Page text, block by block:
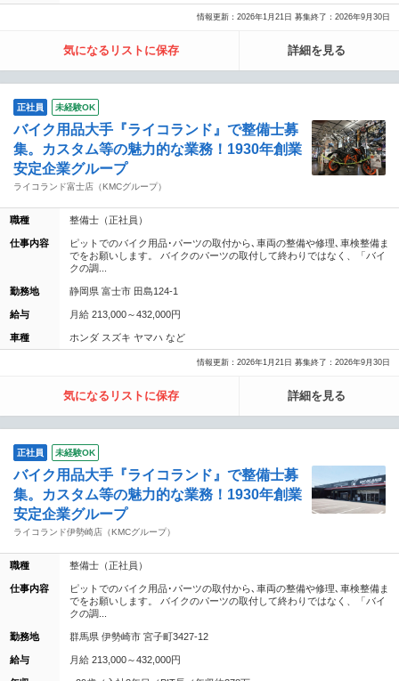
情報更新：2026年1月21日 募集終了：2026年9月30日
気になるリストに保存 詳細を見る
正社員 未経験OK
バイク用品大手『ライコランド』で整備士募
集。カスタム等の魅力的な業務！1930年創業
安定企業グループ
ライコランド富士店（KMCグループ）
職種 整備士（正社員）
仕事内容
ピットでのバイク用品･パーツの取付から､車両の整備や修理､車検整備ま
でをお願いします。 バイクのパーツの取付して終わりではなく、「バイ
クの調...
勤務地 静岡県 富士市 田島124-1
給与 月給 213,000～432,000円
車種 ホンダ スズキ ヤマハ など
情報更新：2026年1月21日 募集終了：2026年9月30日
気になるリストに保存 詳細を見る
正社員 未経験OK
バイク用品大手『ライコランド』で整備士募
集。カスタム等の魅力的な業務！1930年創業
安定企業グループ
ライコランド伊勢崎店（KMCグループ）
職種 整備士（正社員）
仕事内容
ピットでのバイク用品･パーツの取付から､車両の整備や修理､車検整備ま
でをお願いします。 バイクのパーツの取付して終わりではなく、「バイ
クの調...
勤務地 群馬県 伊勢崎市 宮子町3427-12
給与 月給 213,000～432,000円